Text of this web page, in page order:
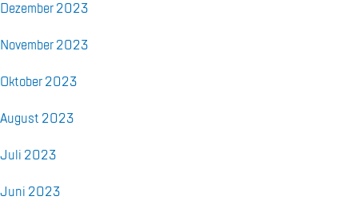
De­zem­ber 2023
No­vem­ber 2023
Ok­to­ber 2023
Au­gust 2023
Juli 2023
Juni 2023